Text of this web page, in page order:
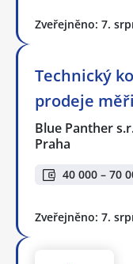
Zveřejněno: 7.
Technický
prodeje
Blue Panther
Praha
40 000 – 70
Zveřejněno: 7.